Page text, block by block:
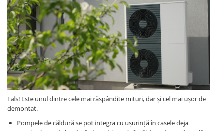
Fals! Este unul dintre cele mai răspândite mituri, dar și cel mai ușor de
demontat.
Pompele de căldură se pot integra cu ușurință în casele deja